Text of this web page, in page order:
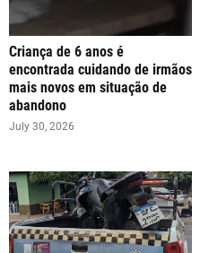
Criança de 6 anos é
encontrada cuidando de irmãos
mais novos em situação de
abandono
July 30, 2026